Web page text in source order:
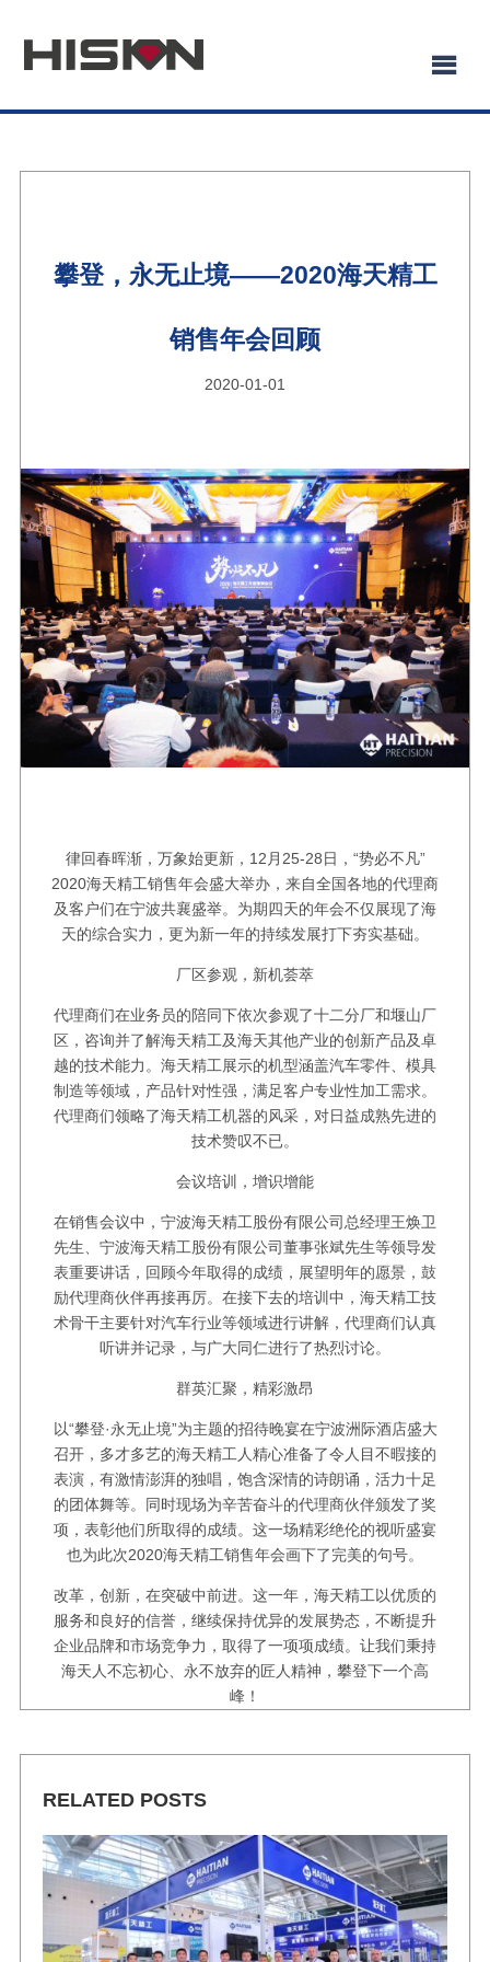
攀登，永无止境——2020海天精工
销售年会回顾
2020-01-01
律回春晖渐，万象始更新，12月25-28日，“势必不凡”
2020海天精工销售年会盛大举办，来自全国各地的代理商
及客户们在宁波共襄盛举。为期四天的年会不仅展现了海
天的综合实力，更为新一年的持续发展打下夯实基础。
厂区参观，新机荟萃
代理商们在业务员的陪同下依次参观了十二分厂和堰山厂
区，咨询并了解海天精工及海天其他产业的创新产品及卓
越的技术能力。海天精工展示的机型涵盖汽车零件、模具
制造等领域，产品针对性强，满足客户专业性加工需求。
代理商们领略了海天精工机器的风采，对日益成熟先进的
技术赞叹不已。
会议培训，增识增能
在销售会议中，宁波海天精工股份有限公司总经理王焕卫
先生、宁波海天精工股份有限公司董事张斌先生等领导发
表重要讲话，回顾今年取得的成绩，展望明年的愿景，鼓
励代理商伙伴再接再厉。在接下去的培训中，海天精工技
术骨干主要针对汽车行业等领域进行讲解，代理商们认真
听讲并记录，与广大同仁进行了热烈讨论。
群英汇聚，精彩激昂
以“攀登·永无止境”为主题的招待晚宴在宁波洲际酒店盛大
召开，多才多艺的海天精工人精心准备了令人目不暇接的
表演，有激情澎湃的独唱，饱含深情的诗朗诵，活力十足
的团体舞等。同时现场为辛苦奋斗的代理商伙伴颁发了奖
项，表彰他们所取得的成绩。这一场精彩绝伦的视听盛宴
也为此次2020海天精工销售年会画下了完美的句号。
改革，创新，在突破中前进。这一年，海天精工以优质的
服务和良好的信誉，继续保持优异的发展势态，不断提升
企业品牌和市场竞争力，取得了一项项成绩。让我们秉持
海天人不忘初心、永不放弃的匠人精神，攀登下一个高
峰！
RELATED POSTS